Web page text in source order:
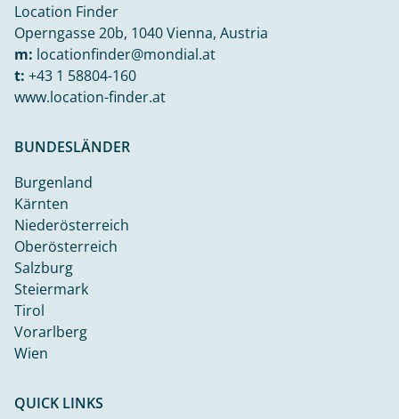
Location Finder
Operngasse 20b, 1040 Vienna, Austria
m: locationfinder@mondial.at
t: +43 1 58804-160
www.location-finder.at
BUNDESLÄNDER
Burgenland
Kärnten
Niederösterreich
Oberösterreich
Salzburg
Steiermark
Tirol
Vorarlberg
Wien
QUICK LINKS